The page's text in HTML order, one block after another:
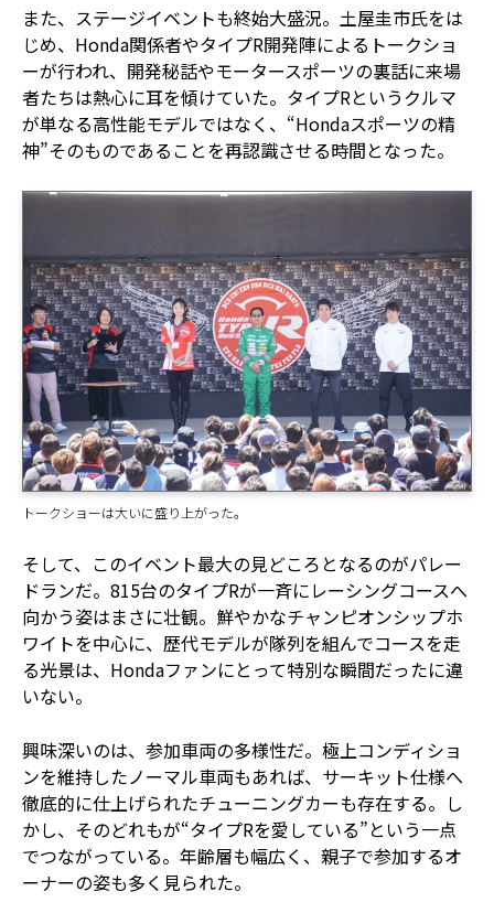
また、ステージイベントも終始大盛況。土屋圭市氏をは
じめ、Honda関係者やタイプR開発陣によるトークショ
ーが行われ、開発秘話やモータースポーツの裏話に来場
者たちは熱心に耳を傾けていた。タイプRというクルマ
が単なる高性能モデルではなく、“Hondaスポーツの精
神”そのものであることを再認識させる時間となった。
トークショーは大いに盛り上がった。
そして、このイベント最大の見どころとなるのがパレー
ドランだ。815台のタイプRが一斉にレーシングコースへ
向かう姿はまさに壮観。鮮やかなチャンピオンシップホ
ワイトを中心に、歴代モデルが隊列を組んでコースを走
る光景は、Hondaファンにとって特別な瞬間だったに違
いない。
興味深いのは、参加車両の多様性だ。極上コンディショ
ンを維持したノーマル車両もあれば、サーキット仕様へ
徹底的に仕上げられたチューニングカーも存在する。し
かし、そのどれもが“タイプRを愛している”という一点
でつながっている。年齢層も幅広く、親子で参加するオ
ーナーの姿も多く見られた。